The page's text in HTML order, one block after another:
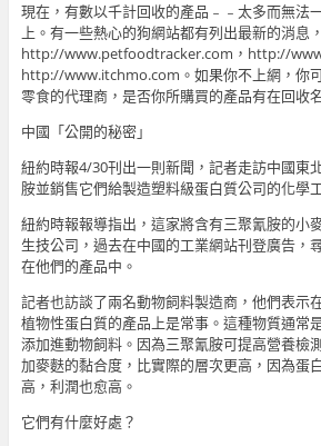
現在，有數以千計回收的產品﹣﹣太多而無法
上。有一些熱心的狗網站都有列出最新的消息
http://www.petfoodtracker.com，http://
http://www.itchmo.com。如果你不上網，你
零食的代理商，是否你所購買的產品有在回收
中國「公開的秘密」
紐約時報4/30刊出一則新聞，記者走訪中國東
胺並銷售它們給製造塑料級蛋白質公司的化學
紐約時報報導指出，這家將含有三聚氰胺的小
生技公司，過去在中國的工業網站刊登廣告，
在他們的產品中。
記者也訪談了兩名動物飼料製造商，他們表示
植物性蛋白質的產品上是常事。這種物質通常
添加進動物飼料。因為三聚氰胺可提高營養檢
加麥麩的黏合度，比實際的層次更高，因為蛋
高，利潤也愈高。
它們有什麼好處？